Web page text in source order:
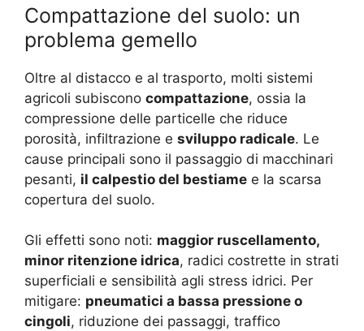
Compattazione del suolo: un
problema gemello
Oltre al distacco e al trasporto, molti sistemi
agricoli subiscono compattazione, ossia la
compressione delle particelle che riduce
porosità, infiltrazione e sviluppo radicale. Le
cause principali sono il passaggio di macchinari
pesanti, il calpestio del bestiame e la scarsa
copertura del suolo.
Gli effetti sono noti: maggior ruscellamento,
minor ritenzione idrica, radici costrette in strati
superficiali e sensibilità agli stress idrici. Per
mitigare: pneumatici a bassa pressione o
cingoli, riduzione dei passaggi, traffico